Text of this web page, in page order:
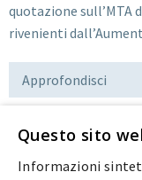
quotazione sull’MTA
rivenienti
Approfondisci
Download
Questo sito
Informazioni